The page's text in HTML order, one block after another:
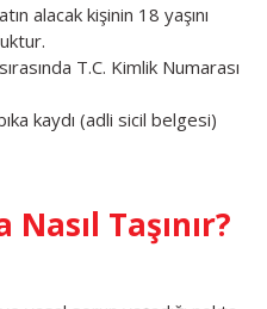
alacak kişinin 18 yaşını
T.C. Kimlik Numarası
kaydı (adli sicil belgesi)
Taşınır?